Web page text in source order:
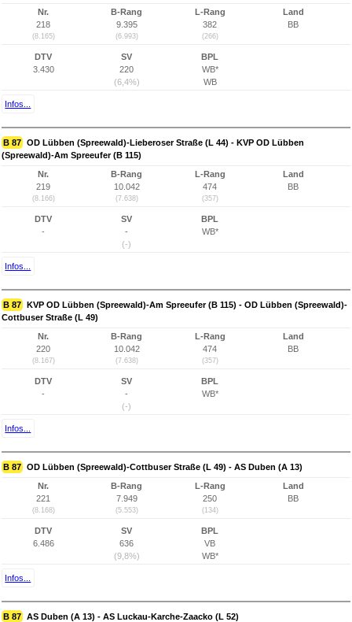
Nr.
218
(8.165)
B-Rang
9.395
(6.993)
L-Rang
382
(266)
Land
BB
DTV
3.430
SV
220
(6,4%)
BPL
WB*
WB
Infos...
B 87 OD Lübben (Spreewald)-Lieberoser Straße (L 44) - KVP OD Lübben
(Spreewald)-Am Spreeufer (B 115)
Nr.
219
(8.166)
B-Rang
10.042
(7.638)
L-Rang
474
(357)
Land
BB
DTV
-
SV
-
(-)
BPL
WB*
Infos...
B 87 KVP OD Lübben (Spreewald)-Am Spreeufer (B 115) - OD Lübben (Spreewald)-
Cottbuser Straße (L 49)
Nr.
220
(8.167)
B-Rang
10.042
(7.638)
L-Rang
474
(357)
Land
BB
DTV
-
SV
-
(-)
BPL
WB*
Infos...
B 87 OD Lübben (Spreewald)-Cottbuser Straße (L 49) - AS Duben (A 13)
Nr.
221
(8.168)
B-Rang
7.949
(5.553)
L-Rang
250
(134)
Land
BB
DTV
6.486
SV
636
(9,8%)
BPL
VB
WB*
Infos...
B 87 AS Duben (A 13) - AS Luckau-Karche-Zaacko (L 52)